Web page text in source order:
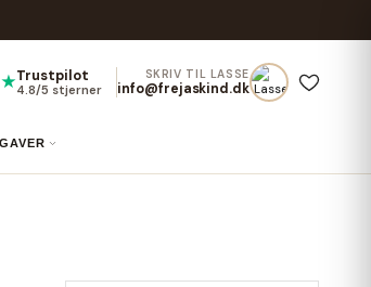
★Trustpilot
4.8/5 stjerner
SKRIV TIL LASSE
info@frejaskind.dk
GAVER